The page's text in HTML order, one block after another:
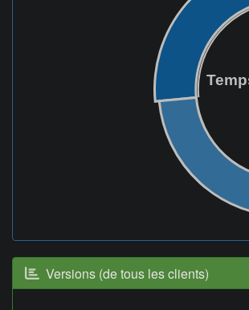
Versions (de tous les clients)